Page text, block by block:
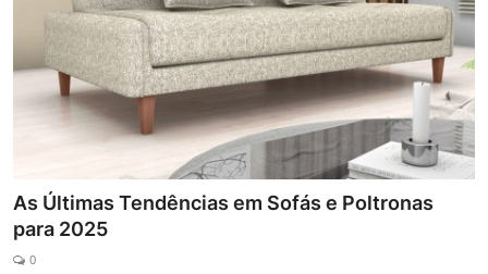
Móveis para Sala de Estar
Colchão
Cômoda
Armário de cozinha
Camas
Galeria
As Últimas Tendências em Sofás e Poltronas
para 2025
0